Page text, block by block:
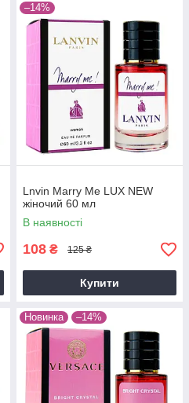
–14%
Lnvin Marry Me LUX NEW
жіночий 60 мл
В наявності
108 ₴ 125 ₴
Купити
Новинка –14%